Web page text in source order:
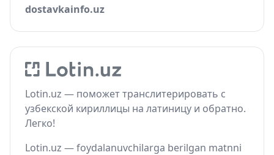
dostavkainfo.uz
Lotin.uz — поможет транслитерировать с
узбекской кириллицы на латиницу и обратно.
Легко!
Lotin.uz — foydalanuvchilarga berilgan matnni